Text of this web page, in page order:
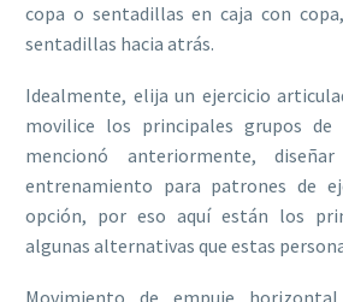
copa o sentadillas en caja con
sentadillas hacia atrás.
Idealmente, elija un ejercicio
movilice los principales grupos de
mencionó anteriormente,
entrenamiento para patrones de
opción, por eso aquí están los
algunas alternativas que estas
Movimiento de empuje